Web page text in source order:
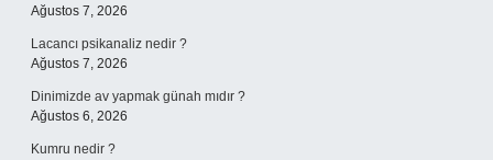
Ağustos 7, 2026
Lacancı psikanaliz nedir ?
Ağustos 7, 2026
Dinimizde av yapmak günah mıdır ?
Ağustos 6, 2026
Kumru nedir ?